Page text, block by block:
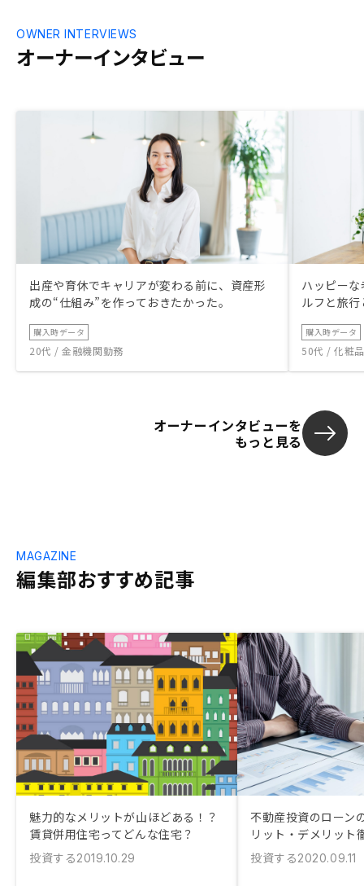
オーナーインタビュー
OWNER INTERVIEWS
出産や育休でキャリアが変わる前に、資産形
成の“仕組み”を作っておきたかった。
購入時データ
20代 / 金融機関勤務
ハッピー
ルフと旅
購入時データ
50代 / 化粧
オーナーインタビューを
もっと見る
編集部おすすめ記事
MAGAZINE
魅力的なメリットが山ほどある！？
賃貸併用住宅ってどんな住宅？
投資する2019.10.29
不動産投資のローン
リット・デメリット
投資する2020.09.11